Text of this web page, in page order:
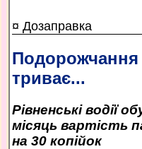
¤ Дозаправка
Подорожчання
триває...
Рівненські водії
місяць вартість
на 30 копійок